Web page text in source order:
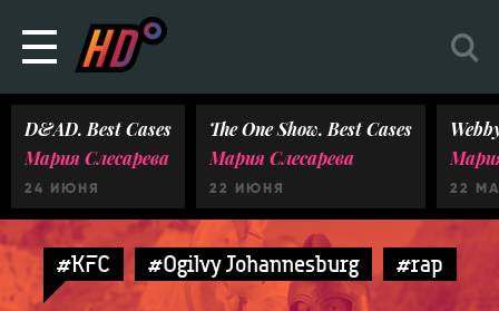
D&AD. Best Cases
Мария Слесарева
24 ИЮНЯ
The One Show. Best Cases
Мария Слесарева
22 ИЮНЯ 22
#KFC #Ogilvy Johannesburg #rap